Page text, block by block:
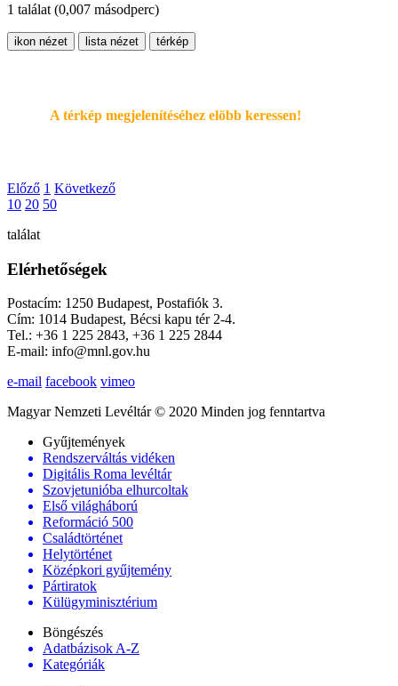
1 találat (0,007 másodperc)
ikon nézet lista nézet térkép
A térkép megjelenítéséhez elöbb keressen!
Előző 1 Következő
10 20 50
találat
Elérhetőségek
Postacím: 1250 Budapest, Postafiók 3.
Cím: 1014 Budapest, Bécsi kapu tér 2-4.
Tel.: +36 1 225 2843, +36 1 225 2844
E-mail: info@mnl.gov.hu
e-mail facebook vimeo
Magyar Nemzeti Levéltár © 2020 Minden jog fenntartva
Gyűjtemények
Rendszerváltás vidéken
Digitális Roma levéltár
Szovjetunióba elhurcoltak
Első világháború
Reformáció 500
Családtörténet
Helytörténet
Középkori gyűjtemény
Pártiratok
Külügyminisztérium
Böngészés
Adatbázisok A-Z
Kategóriák